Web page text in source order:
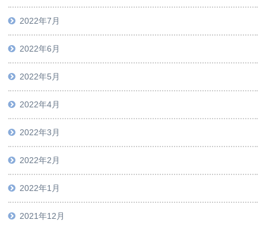
2022年7月
2022年6月
2022年5月
2022年4月
2022年3月
2022年2月
2022年1月
2021年12月